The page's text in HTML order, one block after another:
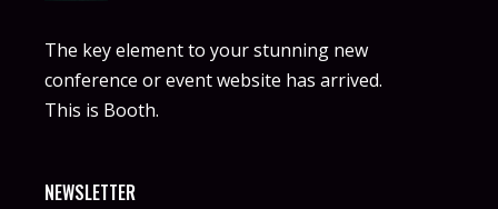
The key element to your stunning new
conference or event website has arrived.
This is Booth.
NEWSLETTER